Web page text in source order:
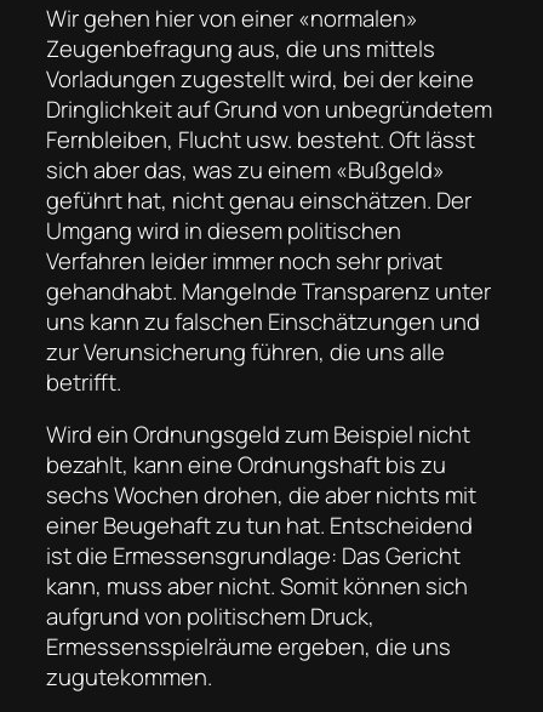
Wir gehen hier von einer «normalen»
Zeugenbefragung aus, die uns mittels
Vorladungen zugestellt wird, bei der keine
Dringlichkeit auf Grund von unbegründetem
Fernbleiben, Flucht usw. besteht. Oft lässt
sich aber das, was zu einem «Bußgeld»
geführt hat, nicht genau einschätzen. Der
Umgang wird in diesem politischen
Verfahren leider immer noch sehr privat
gehandhabt. Mangelnde Transparenz unter
uns kann zu falschen Einschätzungen und
zur Verunsicherung führen, die uns alle
betrifft.
Wird ein Ordnungsgeld zum Beispiel nicht
bezahlt, kann eine Ordnungshaft bis zu
sechs Wochen drohen, die aber nichts mit
einer Beugehaft zu tun hat. Entscheidend
ist die Ermessensgrundlage: Das Gericht
kann, muss aber nicht. Somit können sich
aufgrund von politischem Druck,
Ermessensspielräume ergeben, die uns
zugutekommen.